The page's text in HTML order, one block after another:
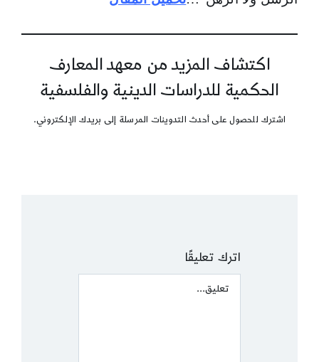
اكتشاف المزيد من معهد المعارف
الحكمية للدراسات الدينية والفلسفية
اشترك للحصول على أحدث التدوينات المرسلة إلى بريدك الإلكتروني.
اترك تعليقًا
Comment